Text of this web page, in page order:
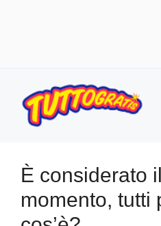
contenuto
È considerato
momento, tutti